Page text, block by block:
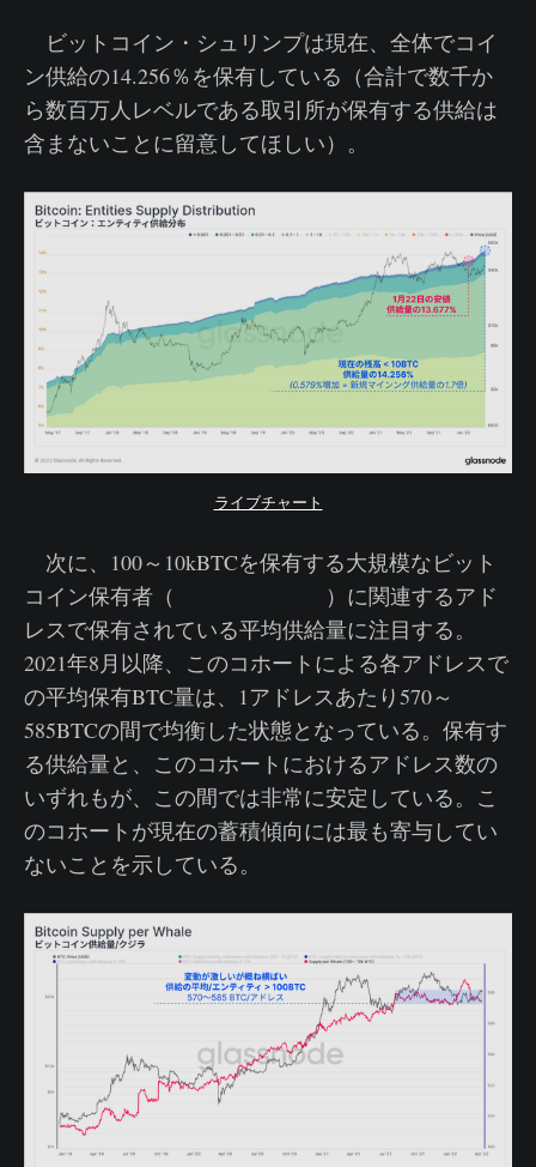
ビットコイン・シュリンプは現在、全体でコイ
ン供給の14.256％を保有している（合計で数千か
ら数百万人レベルである取引所が保有する供給は
含まないことに留意してほしい）。
ライブチャート
次に、100～10kBTCを保有する大規模なビット
コイン保有者（
）に関連するアド
レスで保有されている平均供給量に注目する。
2021年8月以降、このコホートによる各アドレスで
の平均保有BTC量は、1アドレスあたり570～
585BTCの間で均衡した状態となっている。保有す
る供給量と、このコホートにおけるアドレス数の
いずれもが、この間では非常に安定している。こ
のコホートが現在の蓄積傾向には最も寄与してい
ないことを示している。